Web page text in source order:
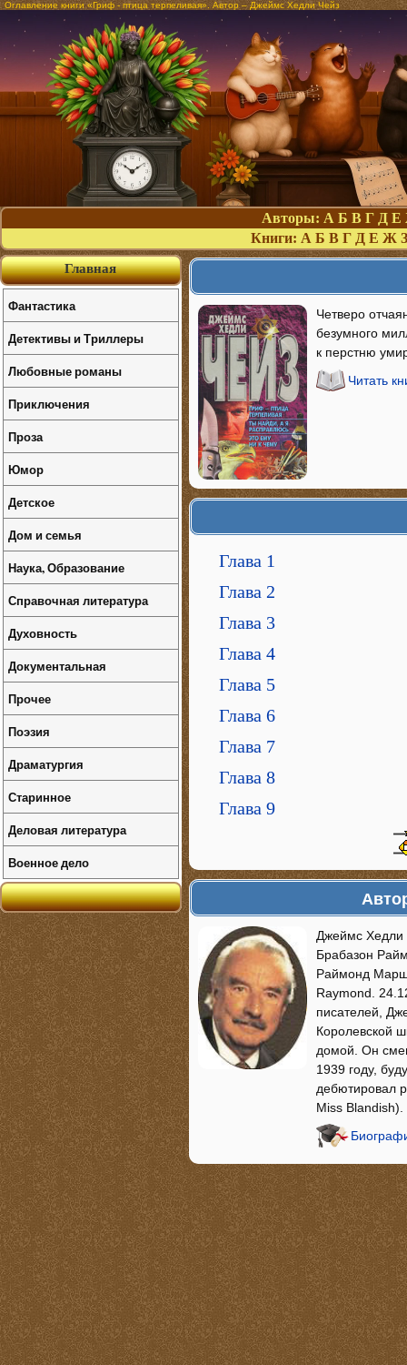
Оглавление книги «Гриф - птица терпеливая». Автор – Джеймс Хедли Чейз
Авторы: А Б В Г Д Е
Книги: А Б В Г Д Е Ж З
Четверо
безумного
к перстню
Читать
Глава 1
Глава 2
Глава 3
Глава 4
Глава 5
Глава 6
Глава 7
Глава 8
Глава 9
Джеймс Хедли
Брабазон
Раймонд
Raymond.
писателей,
Королевской
домой. Он
1939 году,
дебютировал
Miss
Главная
Фантастика
Детективы и Триллеры
Любовные романы
Приключения
Проза
Юмор
Детское
Дом и семья
Наука, Образование
Справочная литература
Духовность
Документальная
Прочее
Поэзия
Драматургия
Старинное
Деловая литература
Военное дело